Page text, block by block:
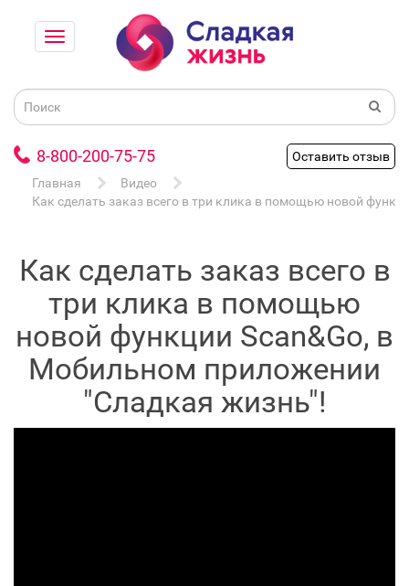
8-800-200-75-75
Оставить отзыв
Главная
Видео
Как сделать заказ всего в три клика в помощью новой
Как сделать заказ всего в
три клика в помощью
новой функции Scan&Go, в
Мобильном приложении
"Сладкая жизнь"!